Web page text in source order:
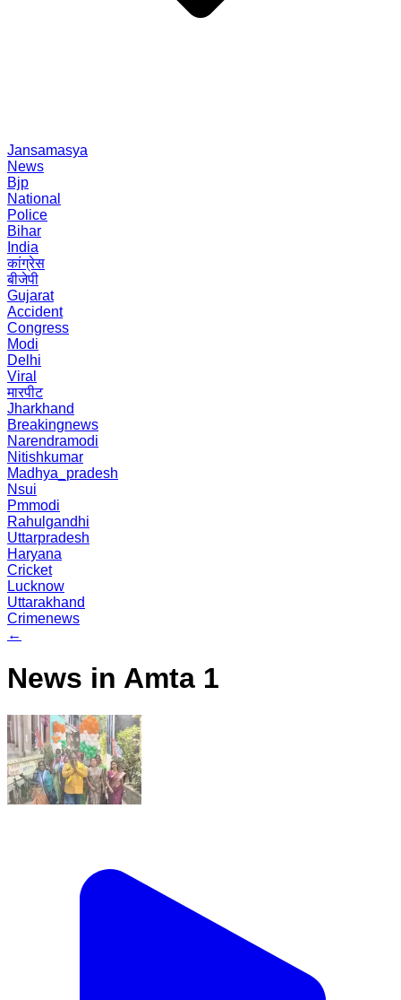
Jansamasya
News
Bjp
National
Police
Bihar
India
कांग्रेस
बीजेपी
Gujarat
Accident
Congress
Modi
Delhi
Viral
मारपीट
Jharkhand
Breakingnews
Narendramodi
Nitishkumar
Madhya_pradesh
Nsui
Pmmodi
Rahulgandhi
Uttarpradesh
Haryana
Cricket
Lucknow
Uttarakhand
Crimenews
←
News in Amta 1